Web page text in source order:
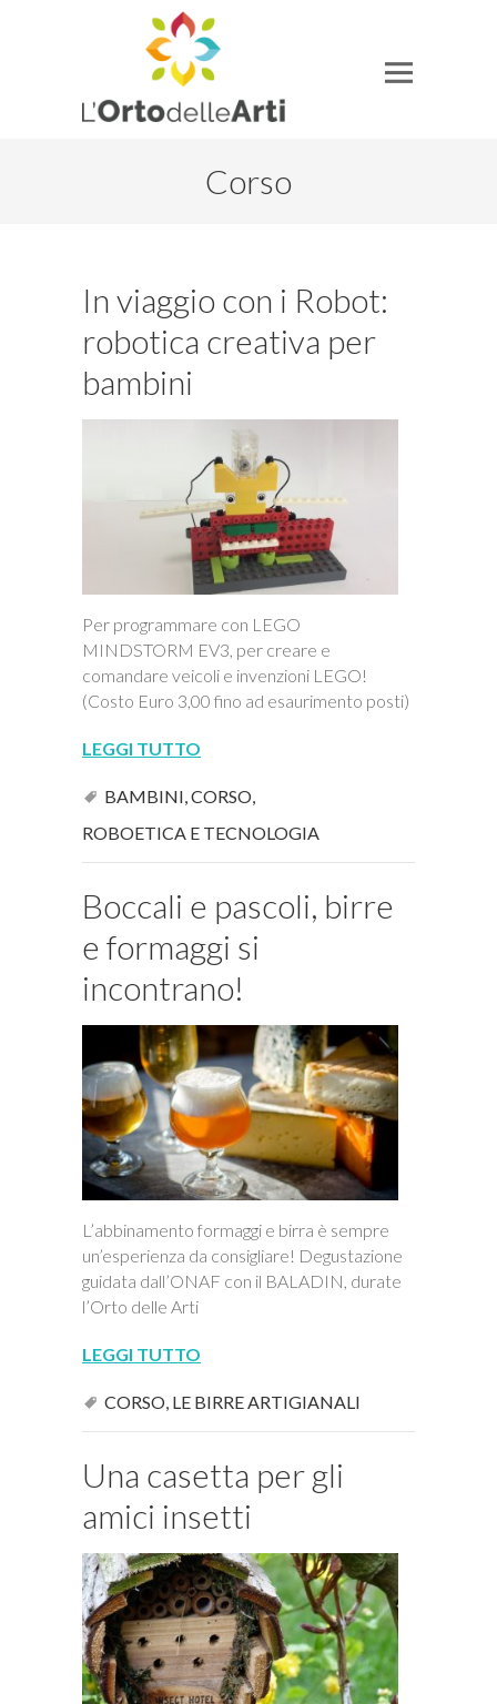
Corso
In viaggio con i Robot:
robotica creativa per
bambini
Per programmare con LEGO
MINDSTORM EV3, per creare e
comandare veicoli e invenzioni LEGO!
(Costo Euro 3,00 fino ad esaurimento posti)
LEGGI TUTTO
BAMBINI,CORSO,
ROBOETICA E TECNOLOGIA
Boccali e pascoli, birre
e formaggi si
incontrano!
L’abbinamento formaggi e birra è sempre
un’esperienza da consigliare! Degustazione
guidata dall’ONAF con il BALADIN, durate
l’Orto delle Arti
LEGGI TUTTO
CORSO, LE BIRRE ARTIGIANALI
Una casetta per gli
amici insetti